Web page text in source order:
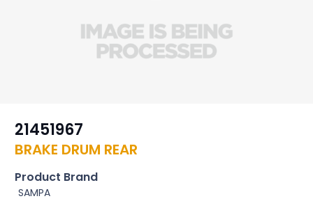
21451967
BRAKE DRUM REAR
Product Brand
SAMPA